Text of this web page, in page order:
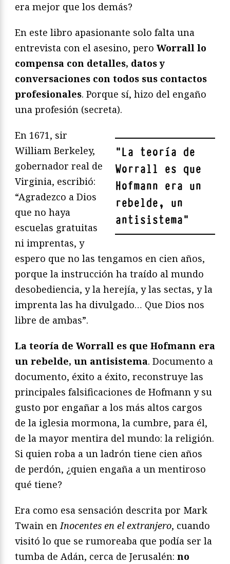
era mejor que los demás?
En este libro apasionante solo falta una
entrevista con el asesino, pero Worrall lo
compensa con detalles, datos y
conversaciones con todos sus contactos
profesionales. Porque sí, hizo del engaño
una profesión (secreta).
"La teoría de
Worrall es que
Hofmann era un
rebelde, un
antisistema"
En 1671, sir
William Berkeley,
gobernador real de
Virginia, escribió:
“Agradezco a Dios
que no haya
escuelas gratuitas
ni imprentas, y
espero que no las tengamos en cien años,
porque la instrucción ha traído al mundo
desobediencia, y la herejía, y las sectas, y la
imprenta las ha divulgado… Que Dios nos
libre de ambas”.
La teoría de Worrall es que Hofmann era
un rebelde, un antisistema. Documento a
documento, éxito a éxito, reconstruye las
principales falsificaciones de Hofmann y su
gusto por engañar a los más altos cargos
de la iglesia mormona, la cumbre, para él,
de la mayor mentira del mundo: la religión.
Si quien roba a un ladrón tiene cien años
de perdón, ¿quien engaña a un mentiroso
qué tiene?
Era como esa sensación descrita por Mark
Twain enInocentes en el extranjero, cuando
visitó lo que se rumoreaba que podía ser la
tumba de Adán, cerca de Jerusalén: no